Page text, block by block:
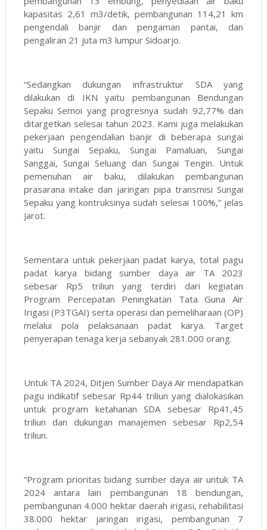
kapasitas 2,61 m3/detik, pembangunan 114,21 km
pengendali banjir dan pengaman pantai, dan
pengaliran 21 juta m3 lumpur Sidoarjo.
“Sedangkan dukungan infrastruktur SDA yang
dilakukan di IKN yaitu pembangunan Bendungan
Sepaku Semoi yang progresnya sudah 92,77% dan
ditargetkan selesai tahun 2023. Kami juga melakukan
pekerjaan pengendalian banjir di beberapa sungai
yaitu Sungai Sepaku, Sungai Pamaluan, Sungai
Sanggai, Sungai Seluang dan Sungai Tengin. Untuk
pemenuhan air baku, dilakukan pembangunan
prasarana intake dan jaringan pipa transmisi Sungai
Sepaku yang kontruksinya sudah selesai 100%,” jelas
Jarot.
Sementara untuk pekerjaan padat karya, total pagu
padat karya bidang sumber daya air TA 2023
sebesar Rp5 triliun yang terdiri dari kegiatan
Program Percepatan Peningkatan Tata Guna Air
Irigasi (P3TGAI) serta operasi dan pemeliharaan (OP)
melalui pola pelaksanaan padat karya. Target
penyerapan tenaga kerja sebanyak 281.000 orang.
Untuk TA 2024, Ditjen Sumber Daya Air mendapatkan
pagu indikatif sebesar Rp44 triliun yang dialokasikan
untuk program ketahanan SDA sebesar Rp41,45
triliun dan dukungan manajemen sebesar Rp2,54
triliun.
“Program prioritas bidang sumber daya air untuk TA
2024 antara lain pembangunan 18 bendungan,
pembangunan 4.000 hektar daerah irigasi, rehabilitasi
38.000 hektar jaringan irigasi, pembangunan 7